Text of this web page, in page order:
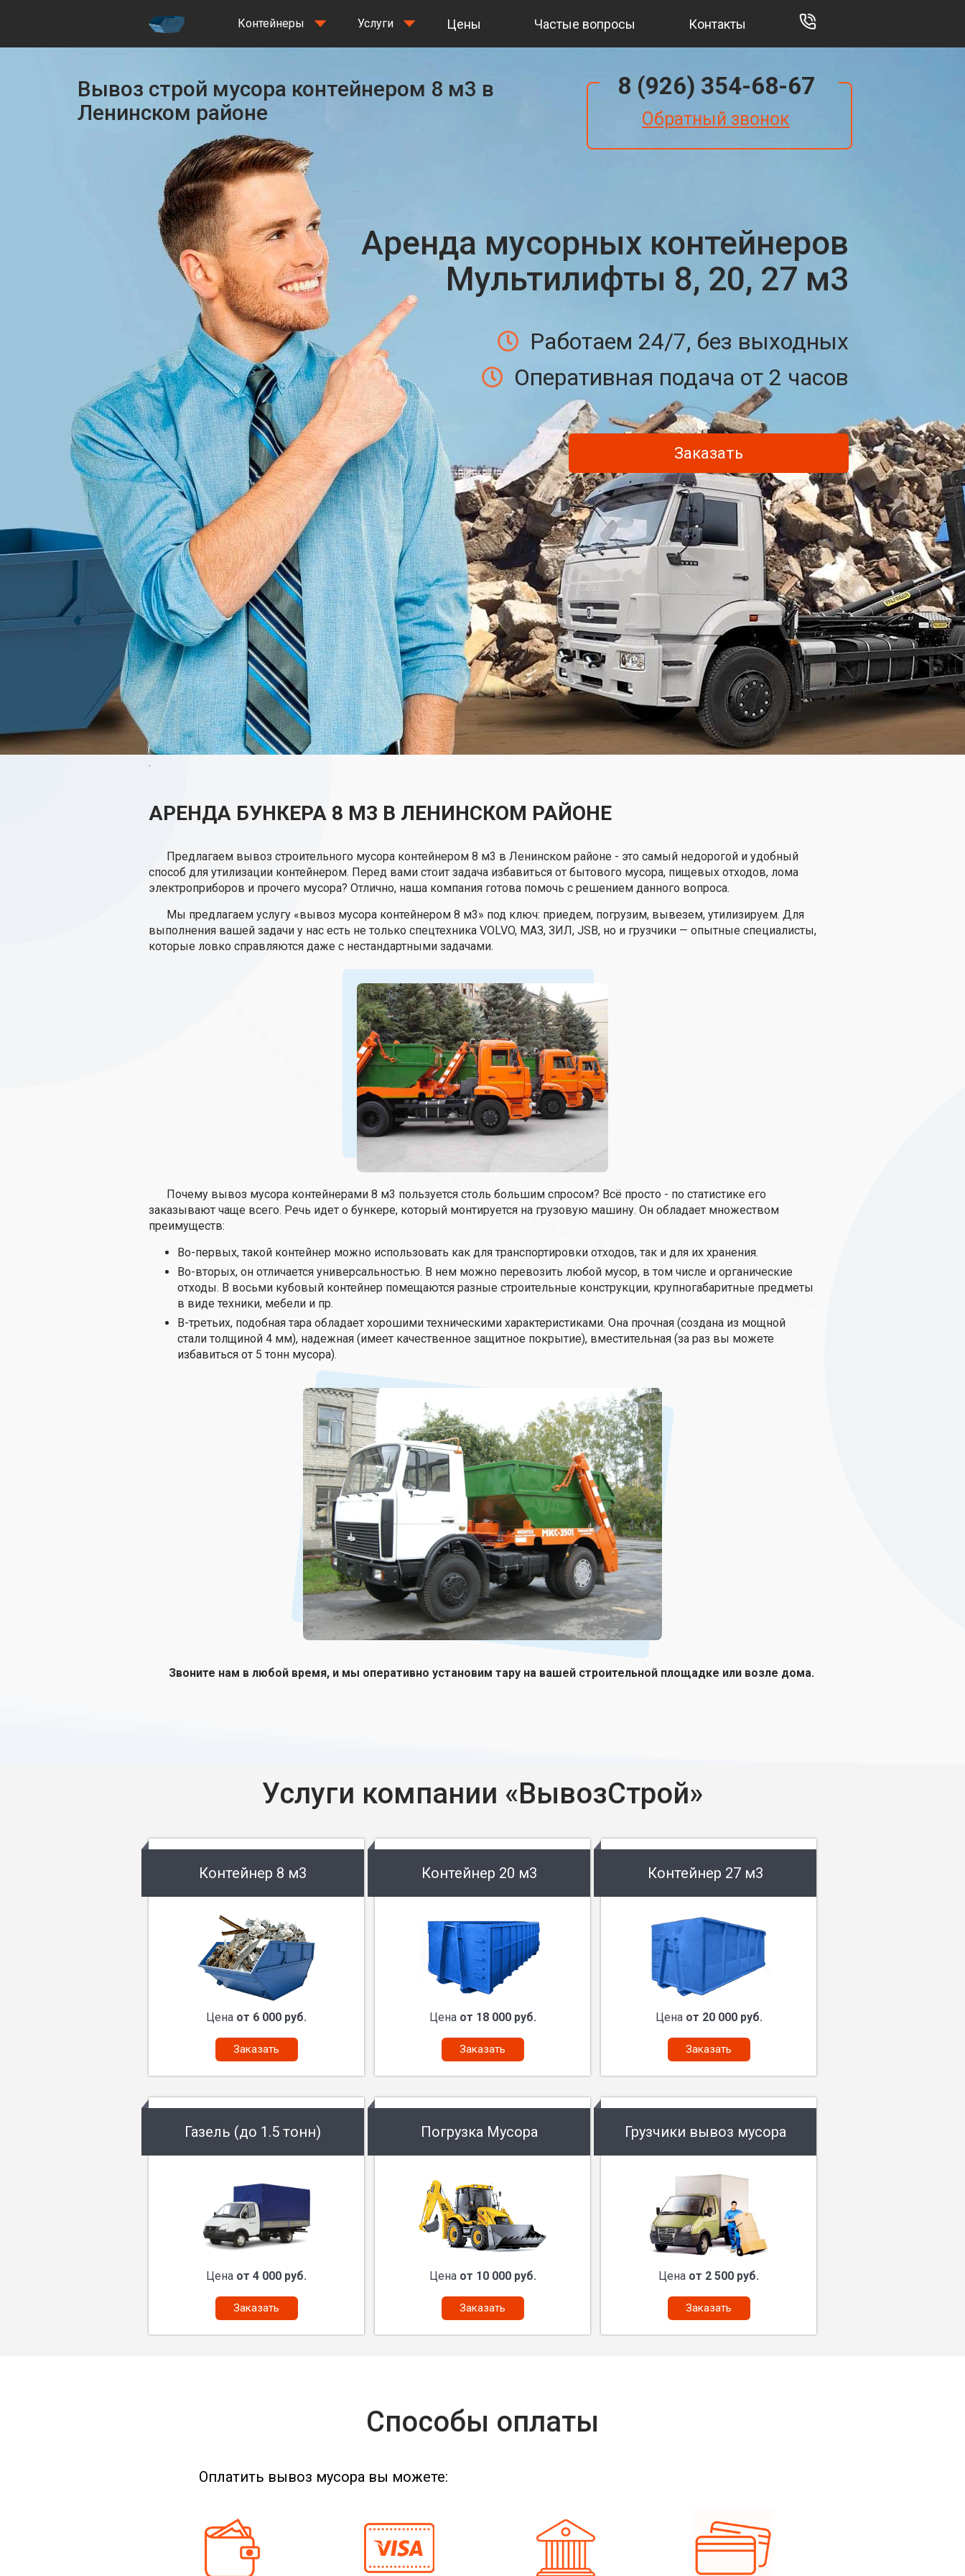
Контейнеры Услуги Цены Частые вопросы Контакты
Вывоз строй мусора контейнером 8 м3 в
Ленинском районе
8 (926) 354-68-67
Обратный звонок
Аренда мусорных контейнеров
Мультилифты 8, 20, 27 м3
Работаем 24/7, без выходных
Оперативная подача от 2 часов
Заказать
.
АРЕНДА БУНКЕРА 8 М3 В ЛЕНИНСКОМ РАЙОНЕ
Предлагаем вывоз строительного мусора контейнером 8 м3 в Ленинском районе - это самый недорогой и удобный
способ для утилизации контейнером. Перед вами стоит задача избавиться от бытового мусора, пищевых отходов, лома
электроприборов и прочего мусора? Отлично, наша компания готова помочь с решением данного вопроса.
Мы предлагаем услугу «вывоз мусора контейнером 8 м3» под ключ: приедем, погрузим, вывезем, утилизируем. Для
выполнения вашей задачи у нас есть не только спецтехника VOLVO, МАЗ, ЗИЛ, JSB, но и грузчики — опытные специалисты,
которые ловко справляются даже с нестандартными задачами.
Почему вывоз мусора контейнерами 8 м3 пользуется столь большим спросом? Всё просто - по статистике его
заказывают чаще всего. Речь идет о бункере, который монтируется на грузовую машину. Он обладает множеством
преимуществ:
Во-первых, такой контейнер можно использовать как для транспортировки отходов, так и для их хранения.
Во-вторых, он отличается универсальностью. В нем можно перевозить любой мусор, в том числе и органические
отходы. В восьми кубовый контейнер помещаются разные строительные конструкции, крупногабаритные предметы
в виде техники, мебели и пр.
В-третьих, подобная тара обладает хорошими техническими характеристиками. Она прочная (создана из мощной
стали толщиной 4 мм), надежная (имеет качественное защитное покрытие), вместительная (за раз вы можете
избавиться от 5 тонн мусора).
Звоните нам в любой время, и мы оперативно установим тару на вашей строительной площадке или возле дома.
Услуги компании «ВывозСтрой»
Контейнер 8 м3
Цена от 6 000 руб.
Заказать
Контейнер 20 м3
Цена от 18 000 руб.
Заказать
Контейнер 27 м3
Цена от 20 000 руб.
Заказать
Газель (до 1.5 тонн)
Цена от 4 000 руб.
Заказать
Погрузка Мусора
Цена от 10 000 руб.
Заказать
Грузчики вывоз мусора
Цена от 2 500 руб.
Заказать
Способы оплаты
Оплатить вывоз мусора вы можете: